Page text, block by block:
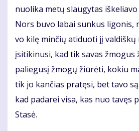
nuo­li­ka me­tų slau­gy­tas
Nors bu­vo la­bai sun­kus li­go­nis,
vo ki­lę min­čių ati­duo­ti jį val­diš­kų
įsi­ti­ki­nu­si, kad tik sa­vas žmo­gus
pa­lie­gu­sį žmo­gų žiū­rė­ti, ko­kiu
tik jo kan­čias pra­tę­si, bet ta­vo
kad pa­da­rei vi­sa, kas nuo ta­vęs
Sta­sė.